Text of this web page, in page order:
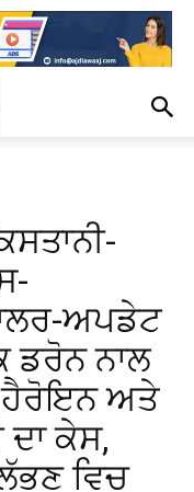
ਅਪਡੇਟ
ਡਰੋਨ ਨਾਲ
ਹੈਰੋਇਨ ਅਤੇ
ਕੇਸ,
ਵਿਚ